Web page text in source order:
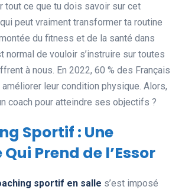
tout ce que tu dois savoir sur cet
peut vraiment transformer ta routine
du fitness et de la santé dans
normal de vouloir s’instruire sur toutes
à nous. En 2022, 60 % des Français
leur condition physique. Alors,
coach pour atteindre ses objectifs ?
Sportif : Une
Prend de l’Essor
sportif en salle s’est imposé